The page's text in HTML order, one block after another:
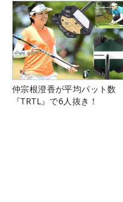
仲宗根澄香が平均パット数
『TRTL』で6人抜き！